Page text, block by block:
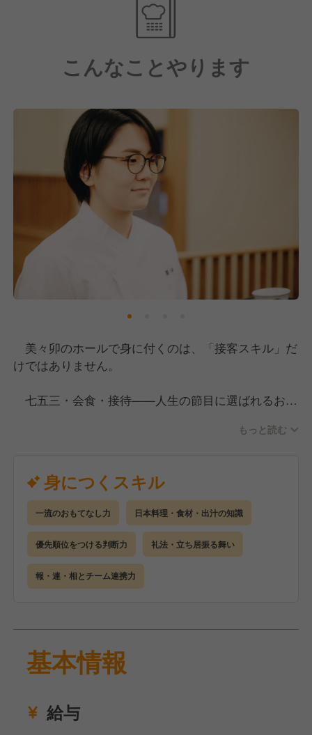
こんなことやります
美々卯のホールで身に付くのは、「接客スキル」だ
けではありません。
七五三・会食・接待——人生の節目に選ばれるお店
空気を読み先回りして動く「本物のおもてなし力」が
の知識を自分の言葉で語れるようになることで、食文
化の語り部としての専門性も身に付きます。
礼法・立ち居振る舞い・言葉づかいは日々の仕事の
中で自然と磨かれ、「美々卯で育った人は品が違う」
と言われるほどの品格が一生の財産になります。
さらに、複数テーブルを同時にさばくマルチタスク
議でのメニュー提案力——さまざまな力が現場の延長
ーダー・チーフ・店長へのキャリアパスも開かれてい
ます。
もっと読む
身につくスキル
一流のおもてなし力 日本料理・食材・出汁の知識
優先順位をつける判断力 礼法・立ち居振る舞い
報・連・相とチーム連携力
基本情報
給与